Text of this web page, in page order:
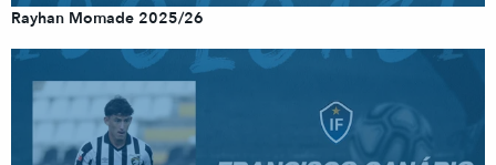
Rayhan Momade 2025/26